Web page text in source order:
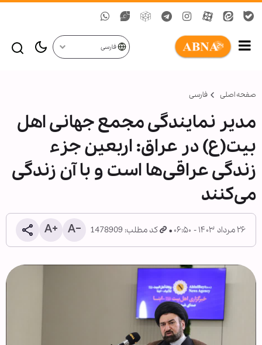
فارسی
صفحه اصلی فارسی
مدير نمایندگی مجمع جهانی اهل
بیت(ع) در عراق: اربعین جزء
زندگی عراقی‌ها است و با آن زندگی
می‌کنند
۲۶ مرداد ۱۴۰۳ - ۰۶:۵۰ کد مطلب: 1478909